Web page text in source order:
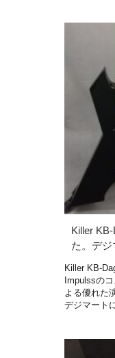
Killer
た。デジ
Killer KB-
Impulssの
よる優れた
デジマート